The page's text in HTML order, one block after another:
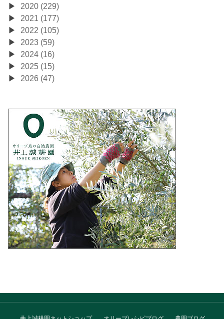
2020 (229)
2021 (177)
2022 (105)
2023 (59)
2024 (16)
2025 (15)
2026 (47)